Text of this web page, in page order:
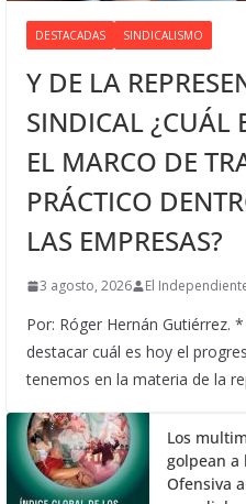
DESTACADAS SINDICALISMO
Y DE LA
SINDICAL ¿CUÁL
EL MARCO DE
PRÁCTICO
LAS EMPRESAS?
3 agosto, 2026 El
Por: Róger Hernán Gutiérrez.
destacar cuál es hoy el
tenemos en la materia de la
Los
golpean a
Ofensiva